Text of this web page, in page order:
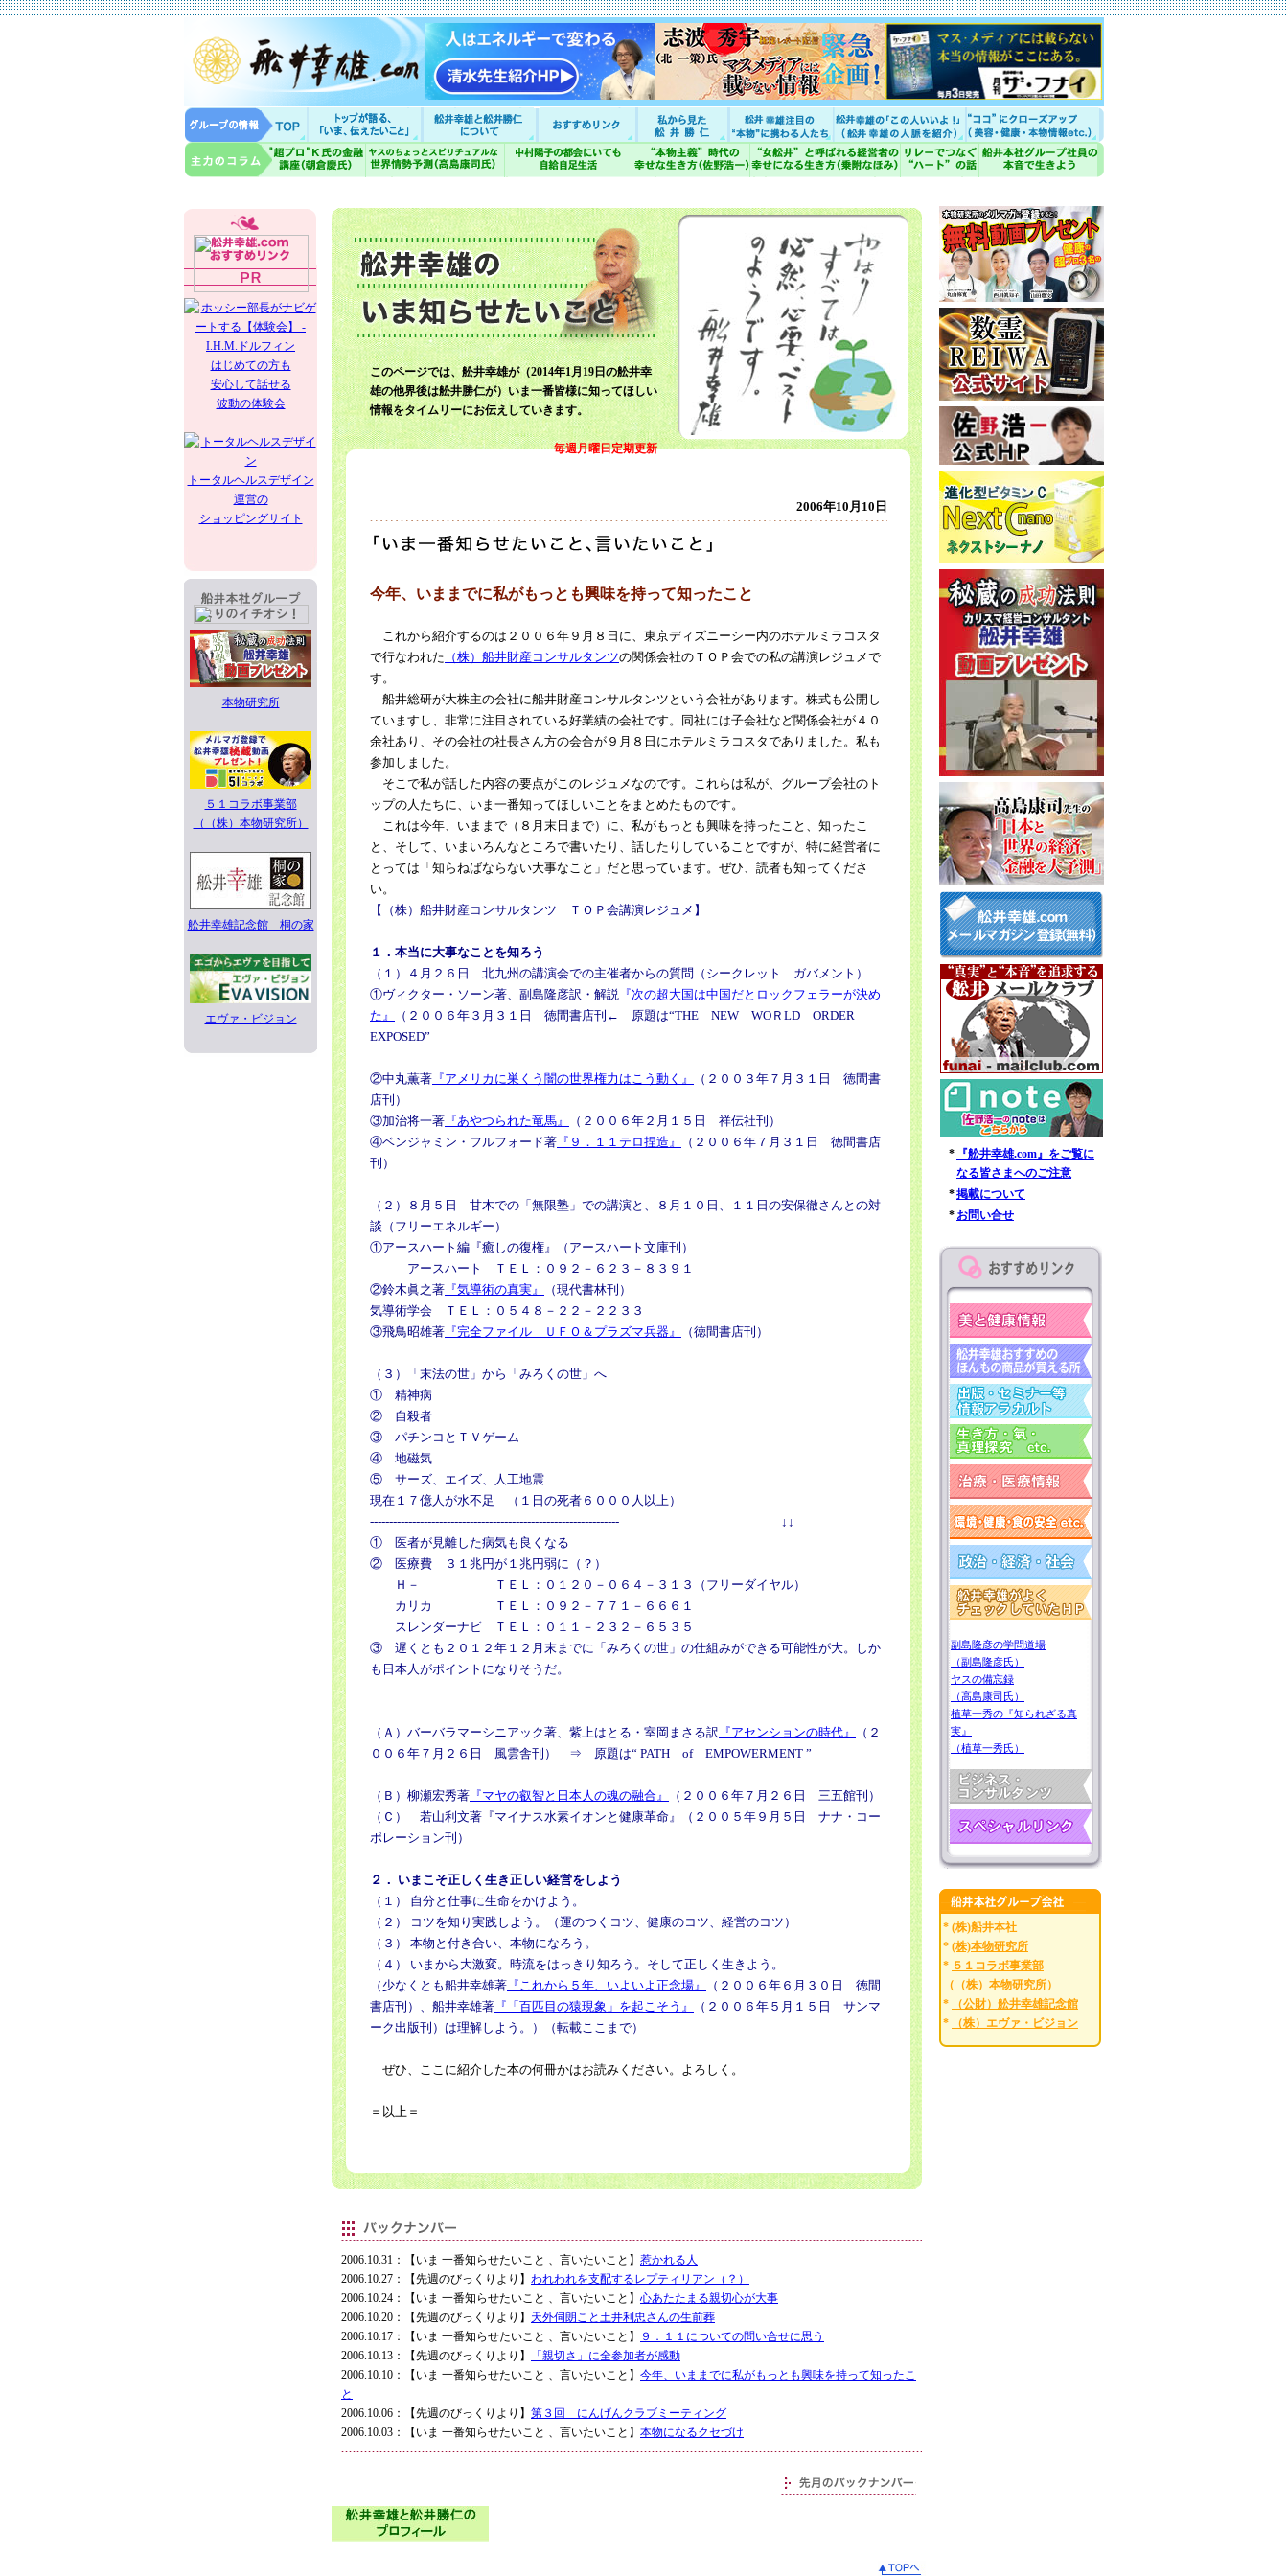
はじめての方も
安心して話せる
波動の体験会
トータルヘルスデザイン
運営の
ショッピングサイト
本物研究所
５１コラボ事業部
（（株）本物研究所）
舩井幸雄記念館 桐の家
エヴァ・ビジョン
このページでは、舩井幸雄が（2014年1月19日の舩井幸
雄の他界後は舩井勝仁が）いま一番皆様に知ってほしい
情報をタイムリーにお伝えしていきます。
毎週月曜日定期更新
2006年10月10日
今年、いままでに私がもっとも興味を持って知ったこと
これから紹介するのは２００６年９月８日に、東京ディズニーシー内のホテルミラコスタ
で行なわれた （株）船井財産コンサルタンツの関係会社のＴＯＰ会での私の講演レジュメで
す。
船井総研が大株主の会社に船井財産コンサルタンツという会社があります。株式も公開し
ていますし、非常に注目されている好業績の会社です。同社には子会社など関係会社が４０
余社あり、その会社の社長さん方の会合が９月８日にホテルミラコスタでありました。私も
参加しました。
そこで私が話した内容の要点がこのレジュメなのです。これらは私が、グループ会社のト
ップの人たちに、いま一番知ってほしいことをまとめたものです。
これは今年、いままで（８月末日まで）に、私がもっとも興味を持ったこと、知ったこ
と、そして、いまいろんなところで書いたり、話したりしていることですが、特に経営者に
とっては「知らねばならない大事なこと」だと思っています。ぜひ、読者も知ってくださ
い。
【（株）船井財産コンサルタンツ ＴＯＰ会講演レジュメ】
１．本当に大事なことを知ろう
（１）４月２６日 北九州の講演会での主催者からの質問（シークレット ガバメント）
①ヴィクター・ソーン著、副島隆彦訳・解説 『次の超大国は中国だとロックフェラーが決め
た』
（２００６年３月３１日 徳間書店刊← 原題は“THE NEW WOＲLD ORDER
EXPOSED”
②中丸薫著 『アメリカに巣くう闇の世界権力はこう動く』
（２００３年７月３１日 徳間書
店刊）
③加治将一著 『あやつられた竜馬』
（２００６年２月１５日 祥伝社刊）
④ベンジャミン・フルフォード著 『９．１１テロ捏造』
（２００６年７月３１日 徳間書店
刊）
（２）８月５日 甘木での「無限塾」での講演と、８月１０日、１１日の安保徹さんとの対
談（フリーエネルギー）
①アースハート編『癒しの復権』（アースハート文庫刊）
アースハート ＴＥＬ：０９２－６２３－８３９１
②鈴木眞之著 『気導術の真実』
（現代書林刊）
気導術学会 ＴＥＬ：０５４８－２２－２２３３
③飛鳥昭雄著 『完全ファイル ＵＦＯ＆プラズマ兵器』 （徳間書店刊）
（３）「末法の世」から「みろくの世」へ
① 精神病
② 自殺者
③ パチンコとＴＶゲーム
④ 地磁気
⑤ サーズ、エイズ、人工地震
現在１７億人が水不足 （１日の死者６０００人以上）
----------------------------------------------------------------- ↓↓
① 医者が見離した病気も良くなる
② 医療費 ３１兆円が１兆円弱に（？）
Ｈ－ ＴＥＬ：０１２０－０６４－３１３（フリーダイヤル）
カリカ ＴＥＬ：０９２－７７１－６６６１
スレンダーナビ ＴＥＬ：０１１－２３２－６５３５
③ 遅くとも２０１２年１２月末までに「みろくの世」の仕組みができる可能性が大。しか
も日本人がポイントになりそうだ。
------------------------------------------------------------------
（Ａ）バーバラマーシニアック著、紫上はとる・室岡まさる訳 『アセンションの時代』
（２
００６年７月２６日 風雲舎刊） ⇒ 原題は“ PATH of EMPOWERMENT ”
（Ｂ）柳瀬宏秀著 『マヤの叡智と日本人の魂の融合』
（２００６年７月２６日 三五館刊）
（Ｃ） 若山利文著『マイナス水素イオンと健康革命』（２００５年９月５日 ナナ・コー
ポレーション刊）
２． いまこそ正しく生き正しい経営をしよう
（１） 自分と仕事に生命をかけよう。
（２） コツを知り実践しよう。（運のつくコツ、健康のコツ、経営のコツ）
（３） 本物と付き合い、本物になろう。
（４） いまから大激変。時流をはっきり知ろう。そして正しく生きよう。
（少なくとも船井幸雄著 『これから５年、いよいよ正念場』
（２００６年６月３０日 徳間
書店刊）、船井幸雄著 『「百匹目の猿現象」を起こそう』
（２００６年５月１５日 サンマ
ーク出版刊）は理解しよう。）（転載ここまで）
ぜひ、ここに紹介した本の何冊かはお読みください。よろしく。
＝以上＝
2006.10.31：【いま 一番知らせたいこと 、言いたいこと】 惹かれる人
2006.10.27：【先週のびっくりより】 われわれを支配するレプティリアン（？）
2006.10.24：【いま 一番知らせたいこと 、言いたいこと】 心あたたまる親切心が大事
2006.10.20：【先週のびっくりより】 天外伺朗こと土井利忠さんの生前葬
2006.10.17：【いま 一番知らせたいこと 、言いたいこと】
９．１１についての問い合せに思う
2006.10.13：【先週のびっくりより】
「親切さ」に全参加者が感動
2006.10.10：【いま 一番知らせたいこと 、言いたいこと】 今年、いままでに私がもっとも興味を持って知ったこ
と
2006.10.06：【先週のびっくりより】 第３回 にんげんクラブミーティング
2006.10.03：【いま 一番知らせたいこと 、言いたいこと】 本物になるクセづけ
*
『舩井幸雄.com』をご覧に
なる皆さまへのご注意
*掲載について
* お問い合せ
副島隆彦の学問道場
（副島隆彦氏）
ヤスの備忘録
（高島康司氏）
植草一秀の『知られざる真
実』
（植草一秀氏）
* (株)船井本社
* (株)本物研究所
* ５１コラボ事業部
（（株）本物研究所）
*
（公財）舩井幸雄記念館
*
（株）エヴァ・ビジョン